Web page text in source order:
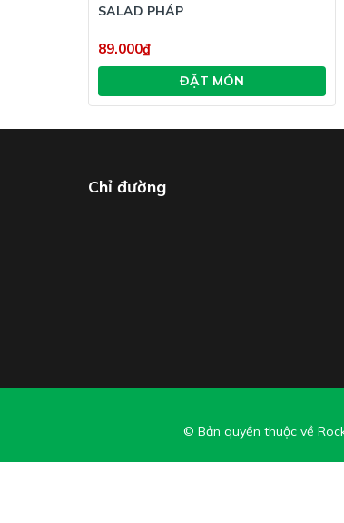
SALAD PHÁP
89.000₫
ĐẶT MÓN
Chỉ đường
© Bản quyền thuộc về